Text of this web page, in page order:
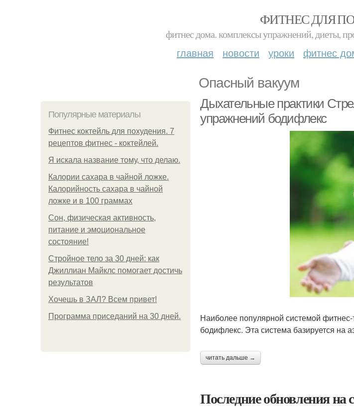
ФИТНЕС ДЛЯ
фитнес дома. комплексы упражнений, диеты,
главная новости уроки фитнес
Опасный вакуум
Популярные материалы
Фитнес коктейль для похудения. 7
рецептов фитнес - коктейлей.
Я искала название тому, что делаю.
Калории сахара в чайной ложке.
Калорийность сахара в чайной
ложке и в 100 граммах
Сон, физическая активность,
питание и эмоциональное
состояние!
Стройное тело за 30 дней: как
Джиллиан Майклс помогает достичь
результатов
Хочешь в ЗАЛ? Всем привет!
Программа приседаний на 30 дней.
Дыхательные практики
упражнений бодифлекс
Наиболее популярной системой
бодифлекс. Эта система базируется
читать дальше →
Последние обновления на